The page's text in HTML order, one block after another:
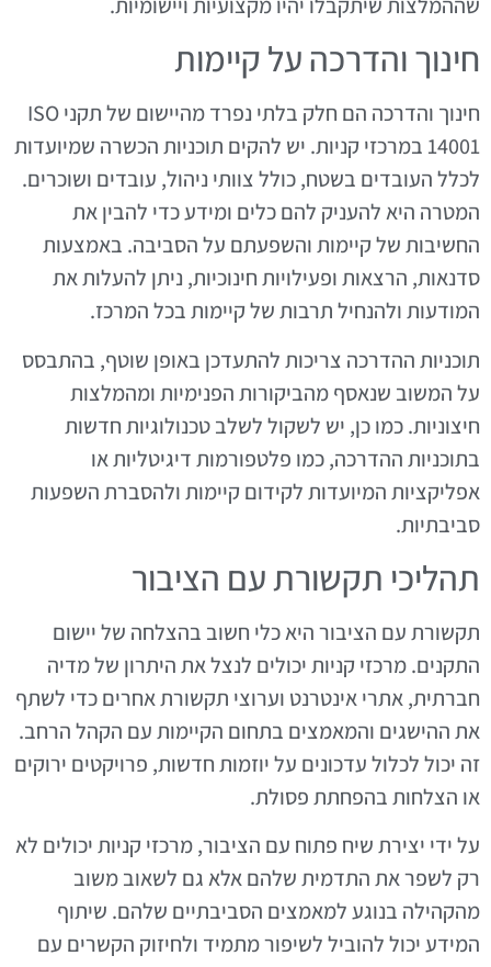
חינוך והדרכה על קיימות
חינוך והדרכה הם חלק בלתי נפרד מהיישום של תקני ISO
14001 במרכזי קניות. יש להקים תוכניות הכשרה שמיועדות
לכלל העובדים בשטח, כולל צוותי ניהול, עובדים ושוכרים.
המטרה היא להעניק להם כלים ומידע כדי להבין את
החשיבות של קיימות והשפעתם על הסביבה. באמצעות
סדנאות, הרצאות ופעילויות חינוכיות, ניתן להעלות את
המודעות ולהנחיל תרבות של קיימות בכל המרכז.
תוכניות ההדרכה צריכות להתעדכן באופן שוטף, בהתבסס
על המשוב שנאסף מהביקורות הפנימיות ומהמלצות
חיצוניות. כמו כן, יש לשקול לשלב טכנולוגיות חדשות
בתוכניות ההדרכה, כמו פלטפורמות דיגיטליות או
אפליקציות המיועדות לקידום קיימות ולהסברת השפעות
סביבתיות.
תהליכי תקשורת עם הציבור
תקשורת עם הציבור היא כלי חשוב בהצלחה של יישום
התקנים. מרכזי קניות יכולים לנצל את היתרון של מדיה
חברתית, אתרי אינטרנט וערוצי תקשורת אחרים כדי לשתף
את ההישגים והמאמצים בתחום הקיימות עם הקהל הרחב.
זה יכול לכלול עדכונים על יוזמות חדשות, פרויקטים ירוקים
או הצלחות בהפחתת פסולת.
על ידי יצירת שיח פתוח עם הציבור, מרכזי קניות יכולים לא
רק לשפר את התדמית שלהם אלא גם לשאוב משוב
מהקהילה בנוגע למאמצים הסביבתיים שלהם. שיתוף
המידע יכול להוביל לשיפור מתמיד ולחיזוק הקשרים עם